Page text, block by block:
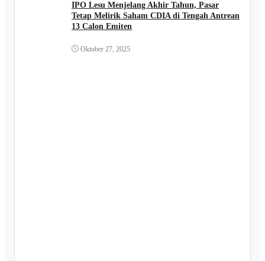
IPO Lesu Menjelang Akhir Tahun, Pasar
Tetap Melirik Saham CDIA di Tengah Antrean
13 Calon Emiten
Oktober 27, 2025